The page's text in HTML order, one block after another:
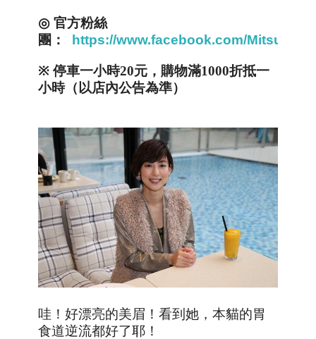
◎ 官方粉絲
團：
https://www.facebook.com/
※ 停車一小時20元，購物滿1000折抵一
小時（以店內公告為準）
哇 ！好漂亮的美眉！看到她，本貓的胃
食道逆流都好了耶！